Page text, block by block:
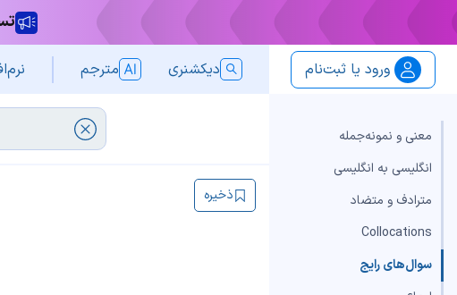
ورود یا ثبت‌نام دیکشنری مترجم
معنی و نمونه‌جمله
انگلیسی به انگلیسی
مترادف و متضاد
Collocations
سوال‌های رایج
ذخیره